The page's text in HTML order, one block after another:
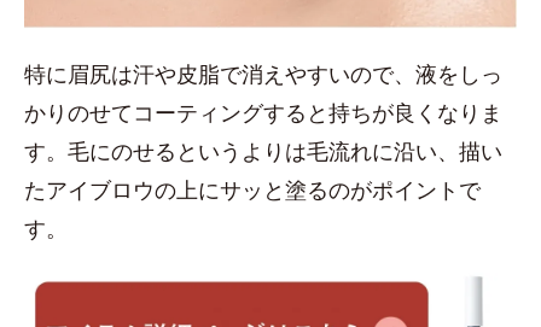
特に眉尻は汗や皮脂で消えやすいので、液をしっ
かりのせてコーティングすると持ちが良くなりま
す。毛にのせるというよりは毛流れに沿い、描い
たアイブロウの上にサッと塗るのがポイントで
す。